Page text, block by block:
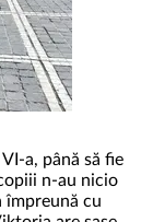
a, până să fie
n-au nicio
împreună cu